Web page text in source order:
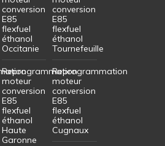
conversion
E85
flexfuel
éthanol
Occitanie
Reprogrammation
moteur
conversion
E85
flexfuel
éthanol
Haute
Garonne
conversion
E85
flexfuel
éthanol
Tournefeuille
Reprogrammation
moteur
conversion
E85
flexfuel
éthanol
Cugnaux